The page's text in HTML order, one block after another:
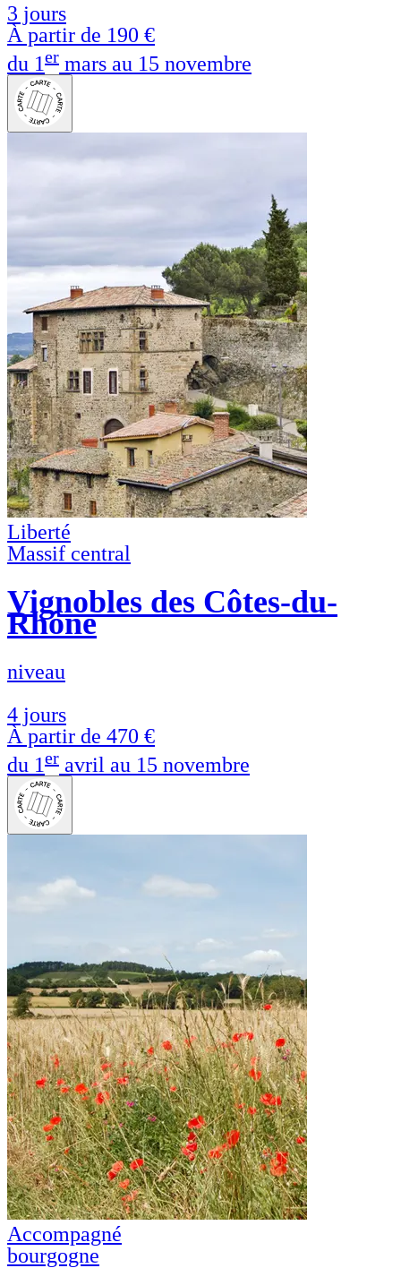
3 jours
À partir de 190 €
du 1er mars au 15 novembre
Liberté
Massif central
Vignobles des Côtes-du-
Rhône
niveau
4 jours
À partir de 470 €
du 1er avril au 15 novembre
Accompagné
bourgogne